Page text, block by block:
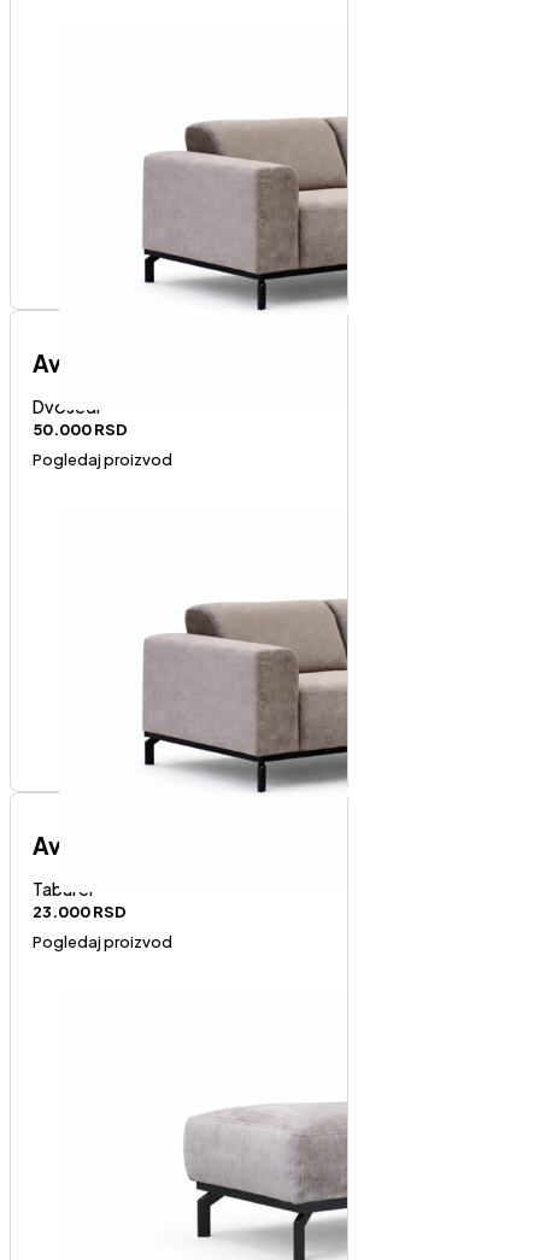
Avola dvosed
Dvosedi
50.000RSD
Pogledaj proizvod
Avola tabure
Taburei
23.000RSD
Pogledaj proizvod